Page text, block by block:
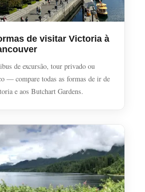
de visitar Victoria à
de excursão, tour privado ou
— compare todas as formas de ir de
e aos Butchart Gardens.